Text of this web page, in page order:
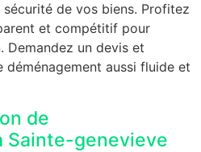
de vos biens. Profitez
et compétitif pour
un devis et
aussi fluide et
de
Sainte-genevieve